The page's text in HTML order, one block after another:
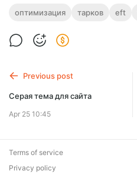
оптимизация тарков eft
Previous post
Серая тема для сайта
Apr 25 10:45
Terms of service
Privacy policy